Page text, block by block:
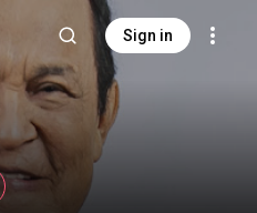
Sign in